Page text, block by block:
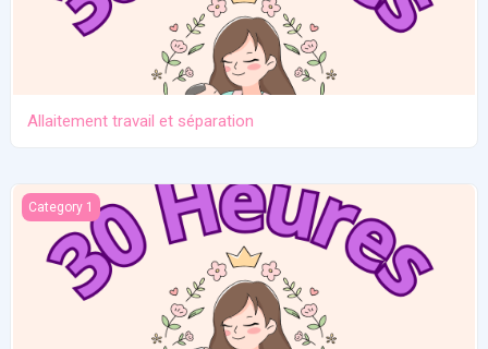
Allaitement travail et séparation
Introduction des solides
Category 1